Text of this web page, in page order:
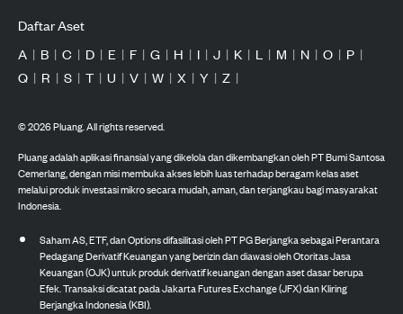
Daftar Aset
A | B | C | D | E | F | G | H | I | J | K | L | M | N | O | P |
Q | R | S | T | U | V | W | X | Y | Z |
©2026Pluang. All rights reserved.
Pluang adalah aplikasi finansial yang dikelola dan dikembangkan oleh PT Bumi Santosa
Cemerlang, dengan misi membuka akses lebih luas terhadap beragam kelas aset
melalui produk investasi mikro secara mudah, aman, dan terjangkau bagi masyarakat
Indonesia.
Saham AS, ETF, dan Options difasilitasi oleh PT PG Berjangka sebagai Perantara
Pedagang Derivatif Keuangan yang berizin dan diawasi oleh Otoritas Jasa
Keuangan (OJK) untuk produk derivatif keuangan dengan aset dasar berupa
Efek. Transaksi dicatat pada Jakarta Futures Exchange (JFX) dan Kliring
Berjangka Indonesia (KBI).